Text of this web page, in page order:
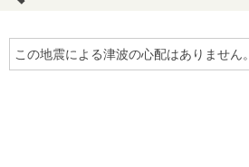
この地震による津波の心配はありません。